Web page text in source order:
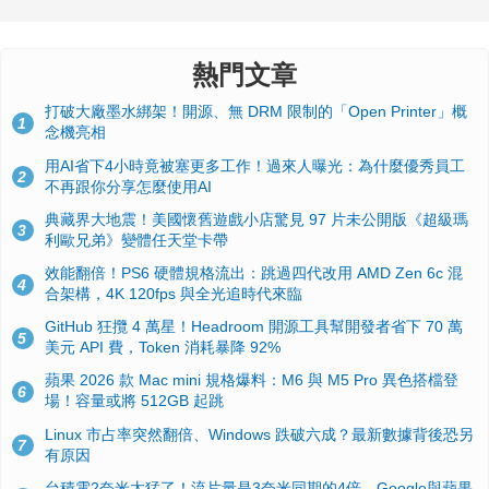
熱門文章
1
打破大廠墨水綁架！開源、無 DRM 限制的「Open Printer」概
念機亮相
2
用AI省下4小時竟被塞更多工作！過來人曝光：為什麼優秀員工
不再跟你分享怎麼使用AI
3
典藏界大地震！美國懷舊遊戲小店驚見 97 片未公開版《超級瑪
利歐兄弟》變體任天堂卡帶
4
效能翻倍！PS6 硬體規格流出：跳過四代改用 AMD Zen 6c 混
合架構，4K 120fps 與全光追時代來臨
5
GitHub 狂攬 4 萬星！Headroom 開源工具幫開發者省下 70 萬
美元 API 費，Token 消耗暴降 92%
6
蘋果 2026 款 Mac mini 規格爆料：M6 與 M5 Pro 異色搭檔登
場！容量或將 512GB 起跳
7
Linux 市占率突然翻倍、Windows 跌破六成？最新數據背後恐另
有原因